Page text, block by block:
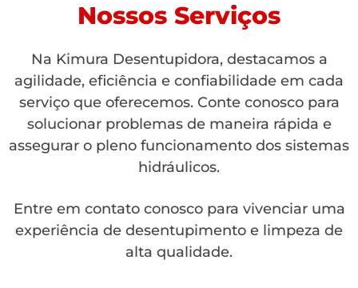
Nossos Serviços
Na Kimura Desentupidora, destacamos a
agilidade, eficiência e confiabilidade em cada
serviço que oferecemos. Conte conosco para
solucionar problemas de maneira rápida e
assegurar o pleno funcionamento dos sistemas
hidráulicos.
Entre em contato conosco para vivenciar uma
experiência de desentupimento e limpeza de
alta qualidade.